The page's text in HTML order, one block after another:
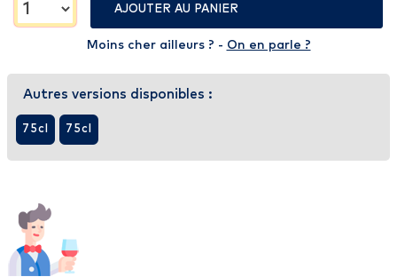
AJOUTER AU PANIER
Moins cher ailleurs ? - On en parle ?
Autres versions disponibles :
75cl 75cl